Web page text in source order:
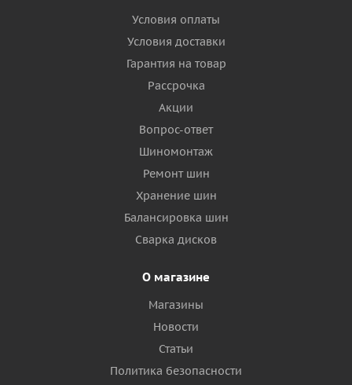
Условия оплаты
Условия доставки
Гарантия на товар
Рассрочка
Акции
Вопрос-ответ
Шиномонтаж
Ремонт шин
Хранение шин
Балансировка шин
Сварка дисков
О магазине
Магазины
Новости
Статьи
Политика безопасности